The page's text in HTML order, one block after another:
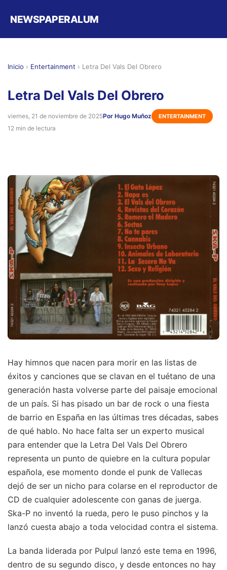
NEWSPAPERALUM
Inicio › Entertainment › Letra Del Vals Del Obrero
Letra Del Vals Del Obrero
viernes, 21 de noviembre de 2025Por Hugo Muñoz ENTERTAINMENT
12 min de lectura
Hay himnos que nacen para morir en las listas de
éxitos y canciones que se clavan en el tuétano de una
generación hasta volverse parte del paisaje emocional
de un país. Si has pisado un bar de rock o una fiesta
de barrio en España en las últimas tres décadas, sabes
de qué hablo. No hace falta ser un experto musical
para entender que la Letra Del Vals Del Obrero
representa un punto de quiebre en la cultura popular
española, ese momento donde el punk de Vallecas
dejó de ser un nicho para colarse en el reproductor de
CD de cualquier adolescente con ganas de juerga.
Ska-P no inventó la rueda, pero le puso pinchos y la
lanzó cuesta abajo a toda velocidad contra el sistema.
La banda liderada por Pulpul lanzó este tema en 1996,
dentro de su segundo disco, y desde entonces no hay